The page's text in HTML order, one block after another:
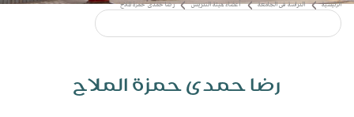
رضا حمدى حمزة الملاح